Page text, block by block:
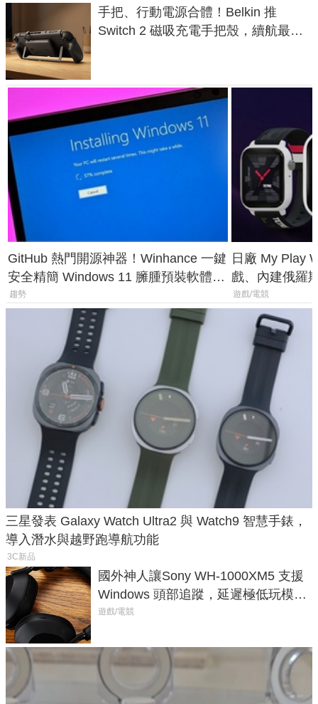
手把、行動電源合體！Belkin 推
Switch 2 磁吸充電手把殼，續航最高
GitHub 熱門開源神器！Winhance 一鍵
安全精簡 Windows 11 臃腫預裝軟體與
後台追蹤
趨勢
日廠 My Play
戲、內建俄羅
過竟然不能連
遊戲/電競
三星發表 Galaxy Watch Ultra2 與 Watch9 智慧手錶，
導入潛水與越野跑導航功能
3C新品
國外神人讓Sony WH-1000XM5 支援
Windows 頭部追蹤，延遲極低玩模擬
飛行超有感
遊戲/電競